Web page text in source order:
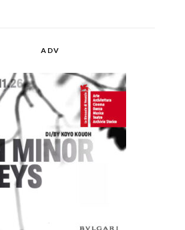
ADV